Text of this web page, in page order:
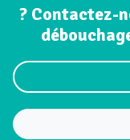
? Contactez-